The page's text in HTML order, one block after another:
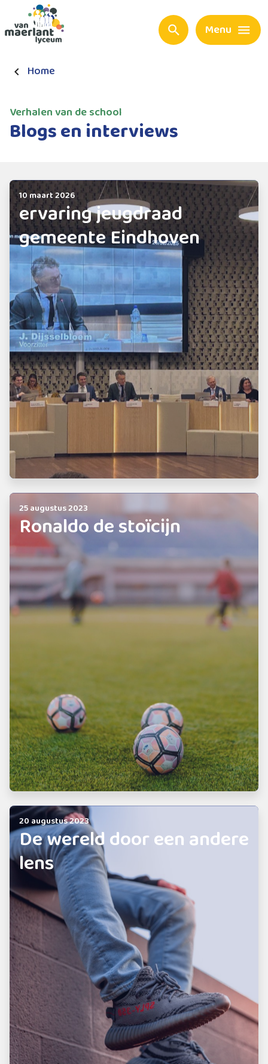
Menu
Home
Verhalen van de school
Blogs en interviews
10 maart 2026
ervaring jeugdraad
gemeente Eindhoven
25 augustus 2023
Ronaldo de stoïcijn
20 augustus 2023
De wereld door een andere
lens